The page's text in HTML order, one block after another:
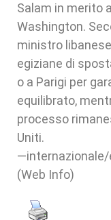
Salam in merito
Washington.
ministro
egiziane di
o a Parigi per
equilibrato,
processo
Uniti.
(Web Info)